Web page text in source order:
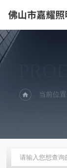
当前位置